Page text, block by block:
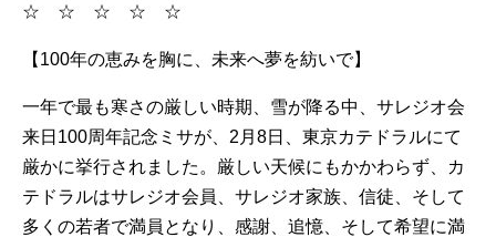
☆ ☆ ☆ ☆ ☆
【100年の恵みを胸に、未来へ夢を紡いで】
一年で最も寒さの厳しい時期、雪が降る中、サレジオ会
来日100周年記念ミサが、2月8日、東京カテドラルにて
厳かに挙行されました。厳しい天候にもかかわらず、カ
テドラルはサレジオ会員、サレジオ家族、信徒、そして
多くの若者で満員となり、感謝、追憶、そして希望に満